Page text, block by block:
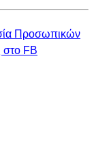
Προσωπικών
στο FB